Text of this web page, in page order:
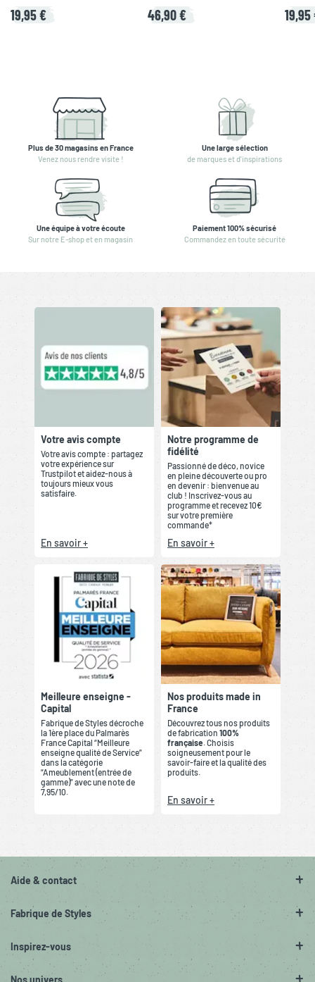
19,95 € 46,90 € 19,95
Plus de 30 magasins en France
Venez nous rendre visite !
Une large sélection
de marques et d'inspirations
Une équipe à votre écoute
Sur notre E-shop et en magasin
Paiement 100% sécurisé
Commandez en toute sécurité
Votre avis compte
Votre avis compte : partagez
votre expérience sur
Trustpilot et aidez-nous à
toujours mieux vous
satisfaire.
En savoir +
Notre programme de
fidélité
Passionné de déco, novice
en pleine découverte ou pro
en devenir : bienvenue au
club ! Inscrivez-vous au
programme et recevez 10€
sur votre première
commande*
En savoir +
Meilleure enseigne -
Capital
Fabrique de Styles décroche
la 1ère place du Palmarès
France Capital “Meilleure
enseigne qualité de Service”
dans la catégorie
“Ameublement (entrée de
gamme)” avec une note de
7,95/10.
Nos produits made in
France
Découvrez tous nos produits
de fabrication 100%
française . Choisis
soigneusement pour le
savoir-faire et la qualité des
produits.
En savoir +
Aide & contact
Fabrique de Styles
Inspirez-vous
Nos univers